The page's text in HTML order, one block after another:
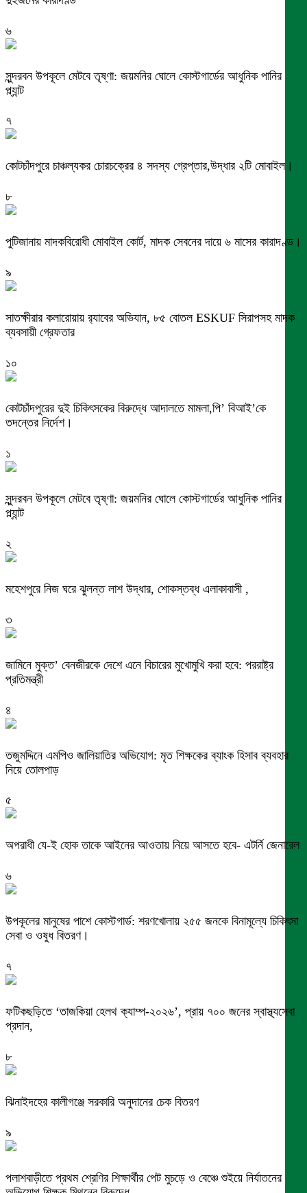
৬
সুন্দরবন উপকূলে মেটবে তৃষ্ণা: জয়মনির ঘোলে কোস্টগার্ডের আধুনিক পানির
প্ল্যান্ট
৭
কোটচাঁদপুরে চাঞ্চল্যকর চোরচক্রের ৪ সদস্য গ্রেপ্তার,উদ্ধার ২টি মোবাইল।
৮
পুটিজানায় মাদকবিরোধী মোবাইল কোর্ট, মাদক সেবনের দায়ে ৬ মাসের কারাদণ্ড।
৯
সাতক্ষীরার কলারোয়ায় র‍্যাবের অভিযান, ৮৫ বোতল ESKUF সিরাপসহ মাদক
ব্যবসায়ী গ্রেফতার
১০
কোটচাঁদপুরের দুই চিকিৎসকের বিরুদ্ধে আদালতে মামলা,পি’ বিআই’কে
তদন্তের নির্দেশ।
১
সুন্দরবন উপকূলে মেটবে তৃষ্ণা: জয়মনির ঘোলে কোস্টগার্ডের আধুনিক পানির
প্ল্যান্ট
২
মহেশপুরে নিজ ঘরে ঝুলন্ত লাশ উদ্ধার, শোকস্তব্ধ এলাকাবাসী ,
৩
জামিনে মুক্ত’ বেনজীরকে দেশে এনে বিচারের মুখোমুখি করা হবে: পররাষ্ট্র
প্রতিমন্ত্রী
৪
তজুমদ্দিনে এমপিও জালিয়াতির অভিযোগ: মৃত শিক্ষকের ব্যাংক হিসাব ব্যবহার
নিয়ে তোলপাড়
৫
অপরাধী যে-ই হোক তাকে আইনের আওতায় নিয়ে আসতে হবে- এটর্নি জেনারেল
৬
উপকূলের মানুষের পাশে কোস্টগার্ড: শরণখোলায় ২৫৫ জনকে বিনামূল্যে চিকিৎসা
সেবা ও ওষুধ বিতরণ।
৭
ফটিকছড়িতে ‘তাজকিয়া হেলথ ক্যাম্প-২০২৬’, প্রায় ৭০০ জনের স্বাস্থ্যসেবা
প্রদান,
৮
ঝিনাইদহের কালীগঞ্জে সরকারি অনুদানের চেক বিতরণ
৯
পলাশবাড়ীতে প্রথম শ্রেণির শিক্ষার্থীর পেট মুচড়ে ও বেঞ্চে শুইয়ে নির্যাতনের